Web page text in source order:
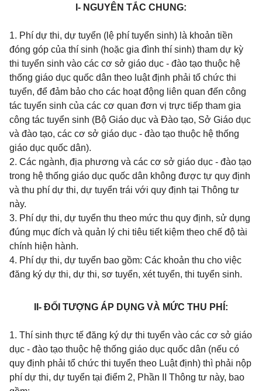
I- NGUYÊN TẮC CHUNG:
1. Phí dự thi, dự tuyển (lệ phí tuyển sinh) là khoản tiền
đóng góp của thí sinh (hoặc gia đình thí sinh) tham dự kỳ
thi tuyển sinh vào các cơ sở giáo dục - đào tạo thuộc hệ
thống giáo dục quốc dân theo luật định phải tổ chức thi
tuyển, để đảm bảo cho các hoạt động liên quan đến công
tác tuyển sinh của các cơ quan đơn vị trực tiếp tham gia
công tác tuyển sinh (Bộ Giáo dục và Đào tạo, Sở Giáo dục
và đào tạo, các cơ sở giáo dục - đào tạo thuộc hệ thống
giáo dục quốc dân).
2. Các ngành, địa phương và các cơ sở giáo dục - đào tạo
trong hệ thống giáo dục quốc dân không được tự quy định
và thu phí dự thi, dự tuyển trái với quy định tại Thông tư
này.
3. Phí dự thi, dự tuyển thu theo mức thu quy định, sử dụng
đúng mục đích và quản lý chi tiêu tiết kiệm theo chế độ tài
chính hiện hành.
4. Phí dự thi, dự tuyển bao gồm: Các khoản thu cho việc
đăng ký dự thi, dự thi, sơ tuyển, xét tuyển, thi tuyển sinh.
II- ĐỐI TƯỢNG ÁP DỤNG VÀ MỨC THU PHÍ:
1. Thí sinh thực tế đăng ký dự thi tuyển vào các cơ sở giáo
dục - đào tạo thuộc hệ thống giáo dục quốc dân (nếu có
quy định phải tổ chức thi tuyển theo Luật định) thì phải nộp
phí dự thi, dự tuyển tại điểm 2, Phần II Thông tư này, bao